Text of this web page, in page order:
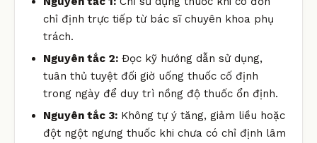
chỉ định trực tiếp từ bác sĩ chuyên khoa phụ
trách.
Nguyên tắc 2: Đọc kỹ hướng dẫn sử dụng,
tuân thủ tuyệt đối giờ uống thuốc cố định
trong ngày để duy trì nồng độ thuốc ổn định.
Nguyên tắc 3: Không tự ý tăng, giảm liều hoặc
đột ngột ngưng thuốc khi chưa có chỉ định lâm